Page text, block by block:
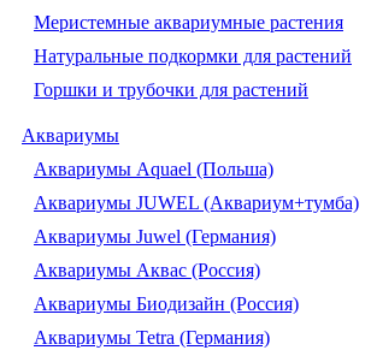
Меристемные аквариумные растения
Натуральные подкормки для растений
Горшки и трубочки для растений
Аквариумы
Аквариумы Aquael (Польша)
Аквариумы JUWEL (Аквариум+тумба)
Аквариумы Juwel (Германия)
Аквариумы Аквас (Россия)
Аквариумы Биодизайн (Россия)
Аквариумы Tetra (Германия)